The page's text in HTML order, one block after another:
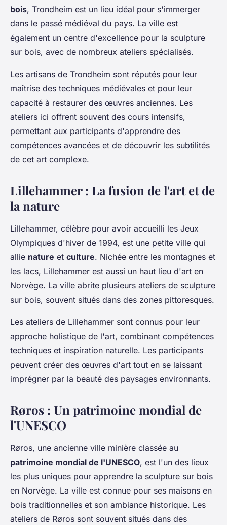
bois, Trondheim est un lieu idéal pour s'immerger
dans le passé médiéval du pays. La ville est
également un centre d'excellence pour la sculpture
sur bois, avec de nombreux ateliers spécialisés.
Les artisans de Trondheim sont réputés pour leur
maîtrise des techniques médiévales et pour leur
capacité à restaurer des œuvres anciennes. Les
ateliers ici offrent souvent des cours intensifs,
permettant aux participants d'apprendre des
compétences avancées et de découvrir les subtilités
de cet art complexe.
Lillehammer : La fusion de l'art et de
la nature
Lillehammer, célèbre pour avoir accueilli les Jeux
Olympiques d'hiver de 1994, est une petite ville qui
allie nature et culture. Nichée entre les montagnes et
les lacs, Lillehammer est aussi un haut lieu d'art en
Norvège. La ville abrite plusieurs ateliers de sculpture
sur bois, souvent situés dans des zones pittoresques.
Les ateliers de Lillehammer sont connus pour leur
approche holistique de l'art, combinant compétences
techniques et inspiration naturelle. Les participants
peuvent créer des œuvres d'art tout en se laissant
imprégner par la beauté des paysages environnants.
Røros : Un patrimoine mondial de
l'UNESCO
Røros, une ancienne ville minière classée au
patrimoine mondial de l'UNESCO, est l'un des lieux
les plus uniques pour apprendre la sculpture sur bois
en Norvège. La ville est connue pour ses maisons en
bois traditionnelles et son ambiance historique. Les
ateliers de Røros sont souvent situés dans des